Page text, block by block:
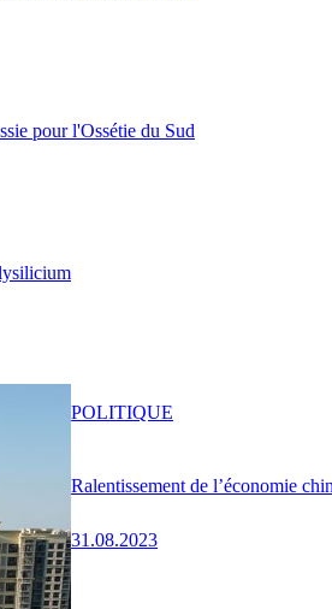
pour l'Ossétie du Sud
Ralentissement de l’économie
31.08.2023
POLITIQUE